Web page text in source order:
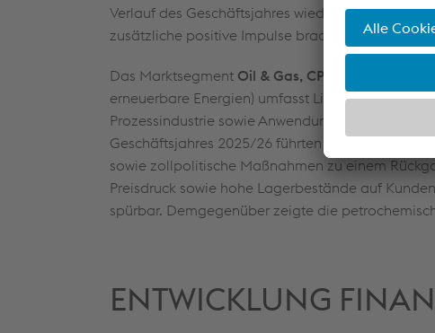
Verlauf des Geschäftsjahres wieder gestiegenen
zusätzliche positive Impulse brachten.
Das Marktsegment Oil & Gas, CPI & Renewables
erneuerbare Energien) umfasst Lieferungen an
Prozessindustrie sowie Anwendungen im Bereich
Geschäftsjahres 2025/26 führten globale
sowie zollpolitische Maßnahmen zu einem
Preisdruck sowie hohe Lagerbestände auf
spürbar. Demgegenüber zeigte die
ENTWICKLUNG